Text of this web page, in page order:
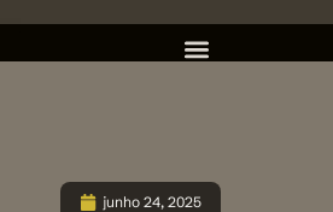
junho 24, 2025